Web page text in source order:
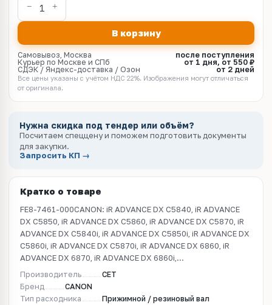
В корзину
Самовывоз, Москва
после поступления
Курьер по Москве и СПб
от 1 дня, от 550 ₽
СДЭК / Яндекс-доставка / Озон
от 2 дней
Все цены указаны с учётом НДС 22%. Изображения могут отличаться
от оригинала.
Нужна скидка под тендер или объём?
Посчитаем спеццену и поможем подготовить документы
для закупки.
Запросить КП →
Кратко о товаре
FE8-7461-000CANON: iR ADVANCE DX C5840, iR ADVANCE
DX C5850, iR ADVANCE DX C5860, iR ADVANCE DX C5870, iR
ADVANCE DX C5840i, iR ADVANCE DX C5850i, iR ADVANCE DX
C5860i, iR ADVANCE DX C5870i, iR ADVANCE DX 6860, iR
ADVANCE DX 6870, iR ADVANCE DX 6860i,...
Производитель
CET
Бренд
CANON
Тип расходника
Прижимной / резиновый вал